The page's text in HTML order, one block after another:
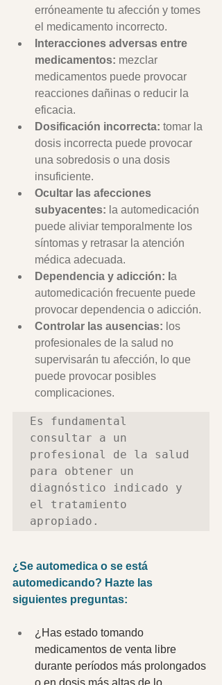
erróneamente tu afección y tomes
el medicamento incorrecto.
Interacciones adversas entre
medicamentos: mezclar
medicamentos puede provocar
reacciones dañinas o reducir la
eficacia.
Dosificación incorrecta: tomar la
dosis incorrecta puede provocar
una sobredosis o una dosis
insuficiente.
Ocultar las afecciones
subyacentes: la automedicación
puede aliviar temporalmente los
síntomas y retrasar la atención
médica adecuada.
Dependencia y adicción: l a
automedicación frecuente puede
provocar dependencia o adicción.
Controlar las ausencias: los
profesionales de la salud no
supervisarán tu afección, lo que
puede provocar posibles
complicaciones.
Es fundamental
consultar a un
profesional de la salud
para obtener un
diagnóstico indicado y
el tratamiento
apropiado.
¿Se automedica o se está
automedicando? Hazte las
siguientes preguntas:
¿Has estado tomando
medicamentos de venta libre
durante períodos más prolongados
o en dosis más altas de lo